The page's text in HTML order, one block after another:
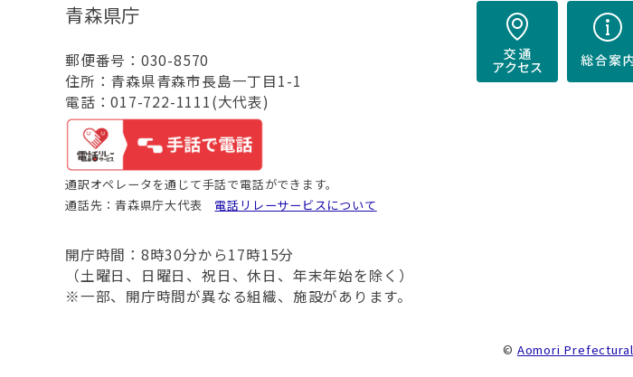
青森県庁
郵便番号：030-8570
住所：青森県青森市長島一丁目1-1
電話：017-722-1111(大代表)
通訳オペレータを通じて手話で電話ができます。
通話先：青森県庁大代表 電話リレーサービスについて
開庁時間：8時30分から17時15分
（土曜日、日曜日、祝日、休日、年末年始を除く）
※一部、開庁時間が異なる組織、施設があります。
© Aomori